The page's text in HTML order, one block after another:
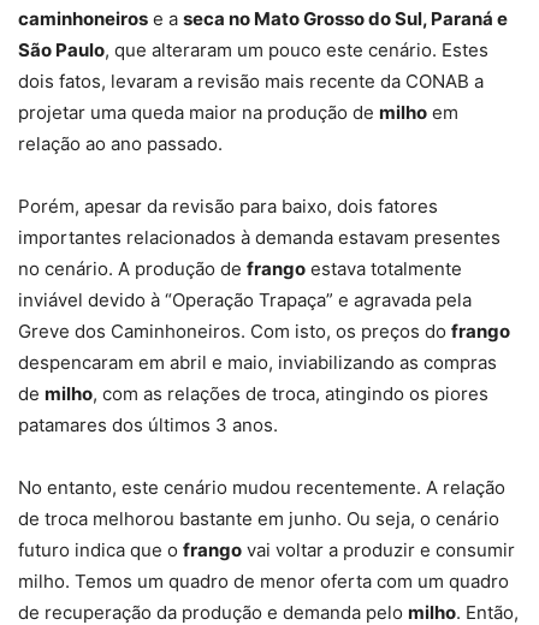
caminhoneiros e a seca no Mato Grosso do Sul, Paraná e
São Paulo, que alteraram um pouco este cenário. Estes
dois fatos, levaram a revisão mais recente da CONAB a
projetar uma queda maior na produção de milho em
relação ao ano passado.
Porém, apesar da revisão para baixo, dois fatores
importantes relacionados à demanda estavam presentes
no cenário. A produção de frango estava totalmente
inviável devido à “Operação Trapaça” e agravada pela
Greve dos Caminhoneiros. Com isto, os preços do frango
despencaram em abril e maio, inviabilizando as compras
de milho, com as relações de troca, atingindo os piores
patamares dos últimos 3 anos.
No entanto, este cenário mudou recentemente. A relação
de troca melhorou bastante em junho. Ou seja, o cenário
futuro indica que o frango vai voltar a produzir e consumir
milho. Temos um quadro de menor oferta com um quadro
de recuperação da produção e demanda pelo milho. Então,